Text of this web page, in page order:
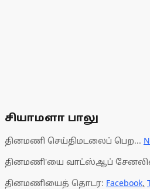
சியாமளா பாலு
தினமணி செய்திமடலைப் பெற...
தினமணி'யை வாட்ஸ்ஆப்
தினமணியைத் தொடர: Facebook,